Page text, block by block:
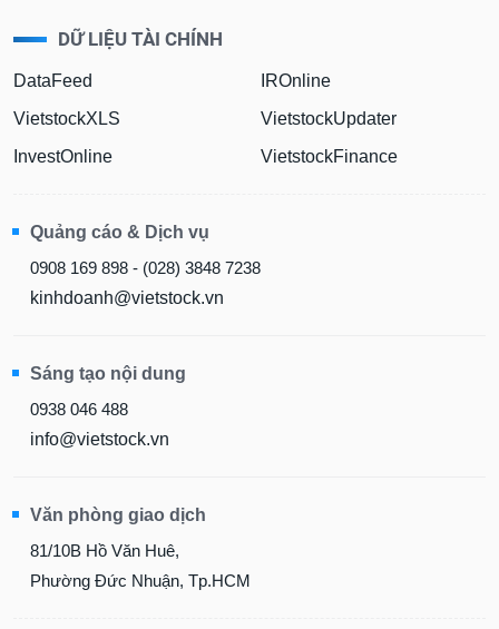
DỮ LIỆU TÀI CHÍNH
DataFeed
VietstockXLS
InvestOnline
IROnline
VietstockUpdater
VietstockFinance
Quảng cáo & Dịch vụ
0908 169 898 - (028) 3848 7238
kinhdoanh@vietstock.vn
Sáng tạo nội dung
0938 046 488
info@vietstock.vn
Văn phòng giao dịch
81/10B Hồ Văn Huê,
Phường Đức Nhuận, Tp.HCM